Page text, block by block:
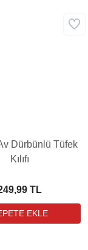
Dürbünlü Tüfek
Kılıfı
TL